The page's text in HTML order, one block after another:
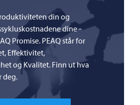
din og
dine -
Promise. PEAQ står for
Effektivitet,
og Kvalitet. Finn ut hva
deg.